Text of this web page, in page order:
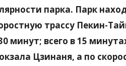
парка. Парк
трассу Пекин-
минут; всего в 15
Цзинаня, а по